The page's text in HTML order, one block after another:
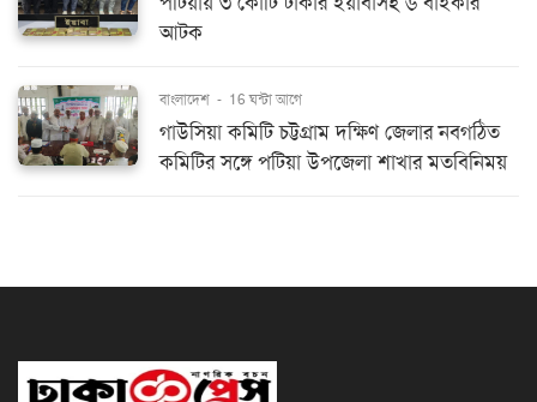
আটক
বাংলাদেশ - 16 ঘন্টা আগে
গাউসিয়া কমিটি চট্টগ্রাম দক্ষিণ জেলার নবগঠিত
কমিটির সঙ্গে পটিয়া উপজেলা শাখার মতবিনিময়